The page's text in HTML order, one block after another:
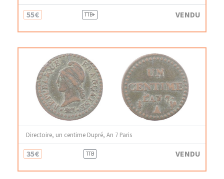
55€ TTB+ VENDU
Directoire, un centime Dupré, An 7 Paris
35€ TTB VENDU